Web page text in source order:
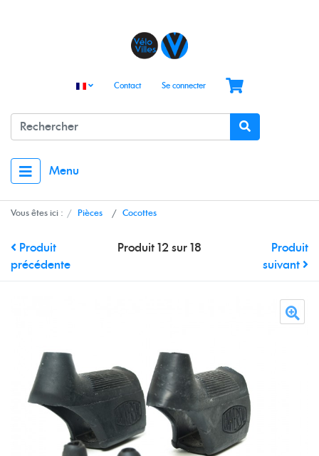
Contact Se connecter
Menu
Vous êtes ici : Pièces Cocottes
Produit
précédente
Produit 12 sur 18
Produit
suivant